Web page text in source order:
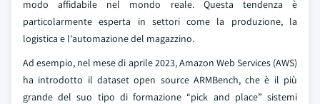
modo affidabile nel mondo reale. Questa tendenza è
particolarmente esperta in settori come la produzione, la
logistica e l'automazione del magazzino.
Ad esempio, nel mese di aprile 2023, Amazon Web Services (AWS)
ha introdotto il dataset open source ARMBench, che è il più
grande del suo tipo di formazione “pick and place” sistemi